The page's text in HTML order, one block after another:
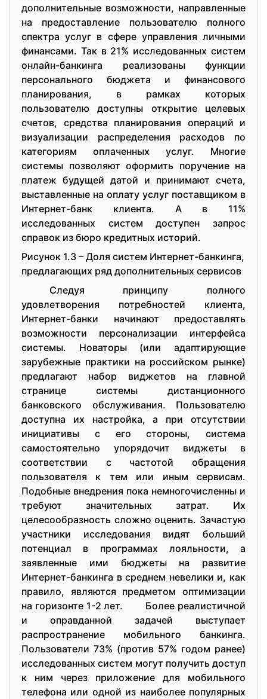
дополнительные возможности, направленные
на предоставление пользователю полного
спектра услуг в сфере управления личными
финансами. Так в 21% исследованных систем
онлайн-банкинга реализованы функции
персонального бюджета и финансового
планирования, в рамках которых
пользователю доступны открытие целевых
счетов, средства планирования операций и
визуализации распределения расходов по
категориям оплаченных услуг. Многие
системы позволяют оформить поручение на
платеж будущей датой и принимают счета,
выставленные на оплату услуг поставщиком в
Интернет-банк клиента. А в 11%
исследованных систем доступен запрос
справок из бюро кредитных историй.
Рисунок 1.3 – Доля систем Интернет-банкинга,
предлагающих ряд дополнительных сервисов
Следуя принципу полного
удовлетворения потребностей клиента,
Интернет-банки начинают предоставлять
возможности персонализации интерфейса
системы. Новаторы (или адаптирующие
зарубежные практики на российском рынке)
предлагают набор виджетов на главной
странице системы дистанционного
банковского обслуживания. Пользователю
доступна их настройка, а при отсутствии
инициативы с его стороны, система
самостоятельно упорядочит виджеты в
соответствии с частотой обращения
пользователя к тем или иным сервисам.
Подобные внедрения пока немногочисленны и
требуют значительных затрат. Их
целесообразность сложно оценить. Зачастую
участники исследования видят больший
потенциал в программах лояльности, а
заявленные ими бюджеты на развитие
Интернет-банкинга в среднем невелики и, как
правило, являются предметом оптимизации
на горизонте 1-2 лет. Более реалистичной
и оправданной задачей выступает
распространение мобильного банкинга.
Пользователи 73% (против 57% годом ранее)
исследованных систем могут получить доступ
к ним через приложение для мобильного
телефона или одной из наиболее популярных